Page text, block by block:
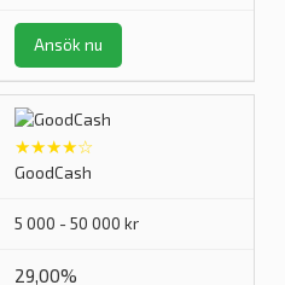
Ansök nu
★★★★☆
GoodCash
5 000 - 50 000 kr
29,00%